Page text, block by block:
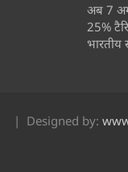
अब 7
25%
भारतीय
Designed by: